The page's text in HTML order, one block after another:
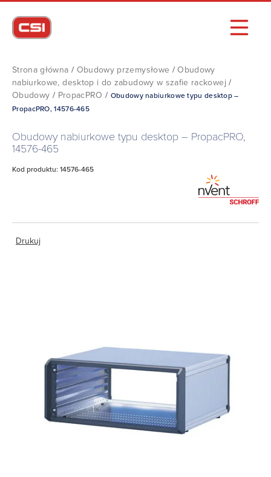
Strona główna / Obudowy przemysłowe /Obudowy
nabiurkowe, desktop i do zabudowy w szafie rackowej /
Obudowy / PropacPRO / Obudowy nabiurkowe typu desktop –
PropacPRO, 14576-465
Obudowy nabiurkowe typu desktop – PropacPRO,
14576-465
Kod produktu: 14576-465
Drukuj